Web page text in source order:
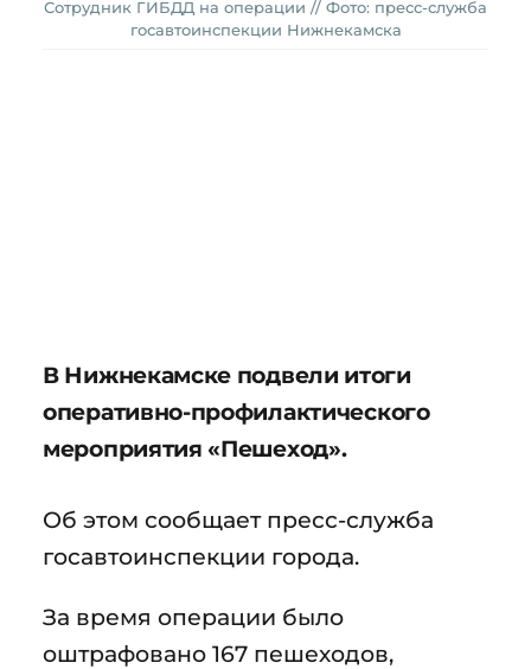
Сотрудник ГИБДД на операции // Фото: пресс-служба
госавтоинспекции Нижнекамска
В Нижнекамске подвели итоги
оперативно-профилактического
мероприятия «Пешеход».
Об этом сообщает пресс-служба
госавтоинспекции города.
За время операции было
оштрафовано 167 пешеходов,